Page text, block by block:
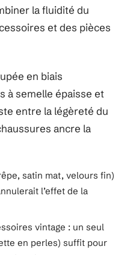
la fluidité du
et des pièces
en biais
à semelle épaisse et
entre la légèreté du
ancre la
satin mat, velours fin)
l’effet de la
vintage : un seul
en perles) suffit pour